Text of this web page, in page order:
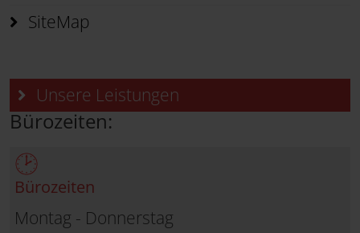
SiteMap
Unsere Leistungen
Bürozeiten:
Bürozeiten
Montag - Donnerstag